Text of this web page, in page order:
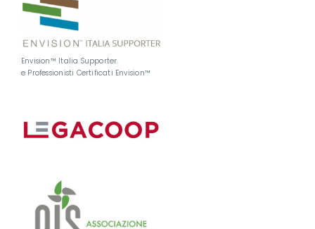
Envision™ Italia Supporter
e Professionisti Certificati Envision™